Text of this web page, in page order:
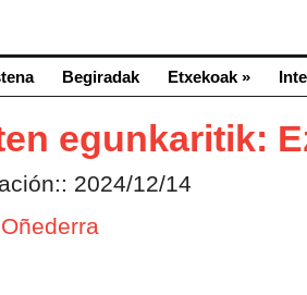
Begiradak Etxekoak »
egunkaritik:
2024/12/14